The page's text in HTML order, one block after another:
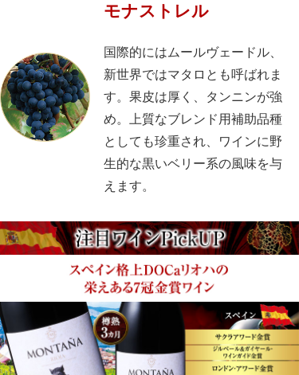
モナストレル
国際的にはムールヴェードル、
新世界ではマタロとも呼ばれま
す。果皮は厚く、タンニンが強
め。上質なブレンド用補助品種
としても珍重され、ワインに野
生的な黒いベリー系の風味を与
えます。